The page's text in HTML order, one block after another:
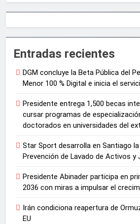
Entradas recientes
DGM concluye la Beta Pública del
Menor 100 % Digital e inicia el
Presidente entrega 1,500 becas
cursar programas de
doctorados en universidades del
Star Sport desarrolla en Santiago
Prevención de Lavado de Activos y
Presidente Abinader participa en
2036 con miras a impulsar el
Irán condiciona reapertura de
EU